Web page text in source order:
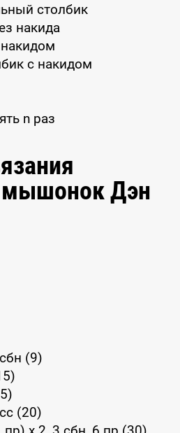
столбик
накида
с накидом
n раз
мышонок Дэн
(9)
(20)